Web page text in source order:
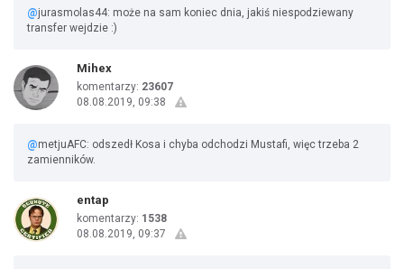
@jurasmolas44: może na sam koniec dnia, jakiś niespodziewany
transfer wejdzie :)
Mihex
komentarzy: 23607
08.08.2019, 09:38
@metjuAFC: odszedł Kosa i chyba odchodzi Mustafi, więc trzeba 2
zamienników.
entap
komentarzy: 1538
08.08.2019, 09:37